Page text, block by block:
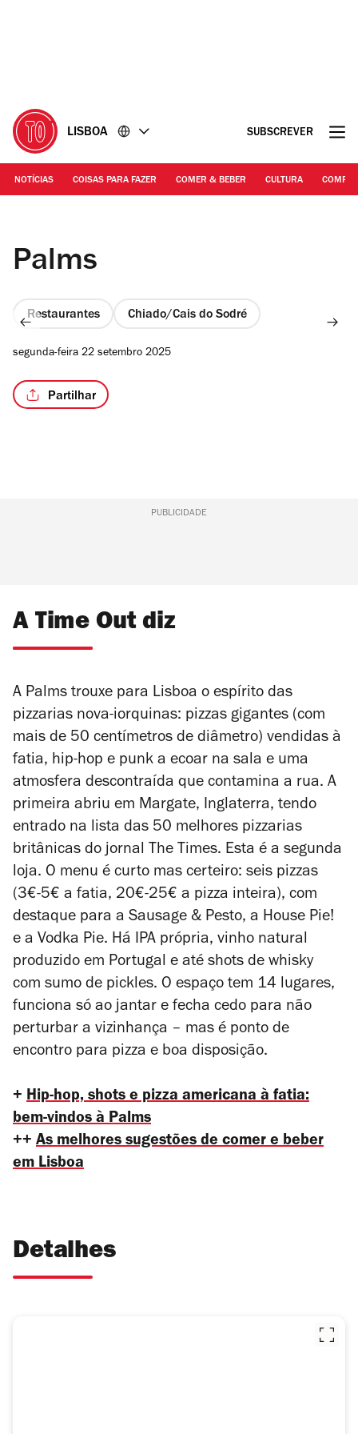
LISBOA SUBSCREVER
NOTÍCIAS COISAS PARA FAZER COMER & BEBER CULTURA
Rita Chantre | Josh Ward
Palms
Restaurantes Chiado/Cais do Sodré
segunda-feira 22 setembro 2025
Partilhar
PUBLICIDADE
A Time Out diz
A Palms trouxe para Lisboa o espírito das
pizzarias nova-iorquinas: pizzas gigantes (com
mais de 50 centímetros de diâmetro) vendidas à
fatia, hip-hop e punk a ecoar na sala e uma
atmosfera descontraída que contamina a rua. A
primeira abriu em Margate, Inglaterra, tendo
entrado na lista das 50 melhores pizzarias
britânicas do jornal The Times. Esta é a segunda
loja. O menu é curto mas certeiro: seis pizzas
(3€-5€ a fatia, 20€-25€ a pizza inteira), com
destaque para a Sausage & Pesto, a House Pie!
e a Vodka Pie. Há IPA própria, vinho natural
produzido em Portugal e até shots de whisky
com sumo de pickles. O espaço tem 14 lugares,
funciona só ao jantar e fecha cedo para não
perturbar a vizinhança – mas é ponto de
encontro para pizza e boa disposição.
+ Hip-hop, shots e pizza americana à fatia:
bem-vindos à Palms
++ As melhores sugestões de comer e beber
em Lisboa
Detalhes